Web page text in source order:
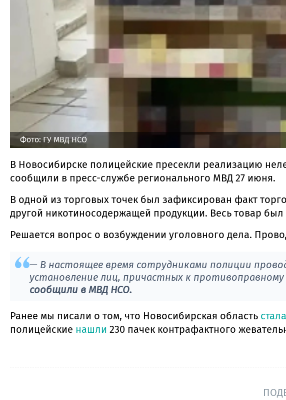
Фото: ГУ МВД НСО
В Новосибирске полицейские пресекли реализацию
сообщили в пресс-службе регионального МВД 27 июня.
В одной из торговых точек был зафиксирован факт
другой никотиносодержащей продукции. Весь товар был
Решается вопрос о возбуждении уголовного дела.
— В настоящее время сотрудниками полиции
установление лиц, причастных к
сообщили в МВД НСО.
Ранее мы писали о том, что Новосибирская область стала
полицейские нашли 230 пачек контрафактного